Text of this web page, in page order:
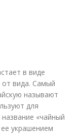
в виде
от вида. Самый
называют
для
«чайный
украшением